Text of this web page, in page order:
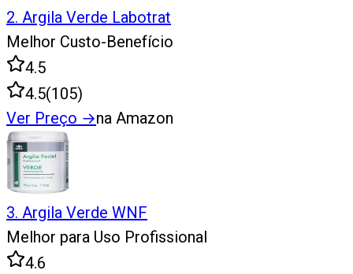
2. Argila Verde Labotrat
Melhor Custo-Benefício
4.5
4.5(105)
Ver Preço →na Amazon
3. Argila Verde WNF
Melhor para Uso Profissional
4.6